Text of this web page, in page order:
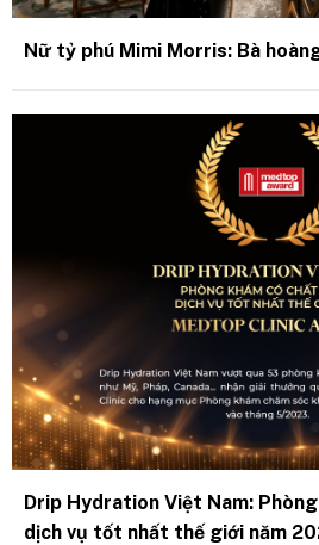
Nữ tỷ phú Mimi Morris: Bà
Drip Hydration Việt Nam:
dịch vụ tốt nhất thế giới năm